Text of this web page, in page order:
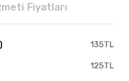
Fiyatları
135TL
125TL